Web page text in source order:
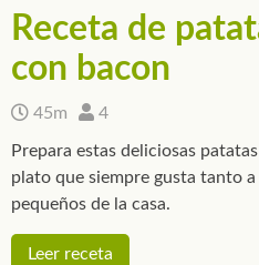
Receta de
con bacon
45m 4
Prepara estas deliciosas
plato que siempre gusta tanto
pequeños de la casa.
Leer receta